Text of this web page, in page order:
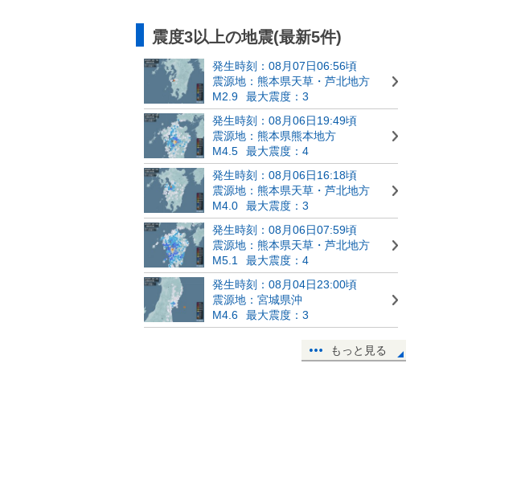
震度3以上の地震(最新5件)
発生時刻：08月07日06:56頃
震源地：熊本県天草・芦北地方
M2.9
最大震度：3
発生時刻：08月06日19:49頃
震源地：熊本県熊本地方
M4.5
最大震度：4
発生時刻：08月06日16:18頃
震源地：熊本県天草・芦北地方
M4.0
最大震度：3
発生時刻：08月06日07:59頃
震源地：熊本県天草・芦北地方
M5.1
最大震度：4
発生時刻：08月04日23:00頃
震源地：宮城県沖
M4.6
最大震度：3
もっと見る